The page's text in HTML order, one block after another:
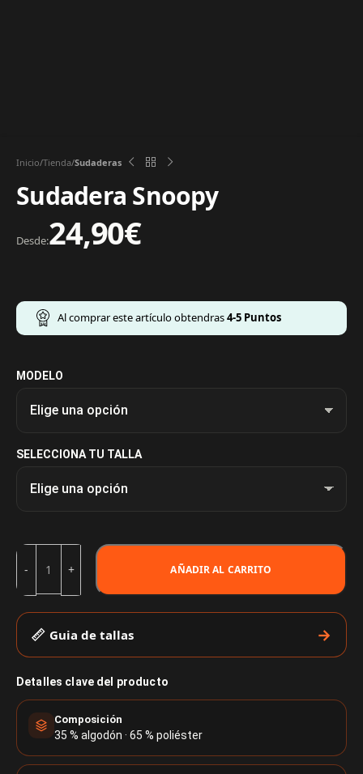
Inicio Tienda Sudaderas
Sudadera Snoopy
Desde:24,90€
Al comprar este artículo obtendras4-5 Puntos
MODELO
SELECCIONA TU TALLA
AÑADIR AL CARRITO
Guia de tallas
Detalles clave del producto
Composición
35 % algodón · 65 % poliéster